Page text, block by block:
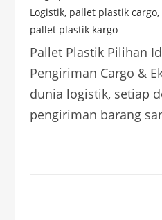
Logistik, pallet plastik cargo,
pallet plastik kargo
Pallet Plastik Pilihan
Pengiriman Cargo &
dunia logistik, setiap
pengiriman barang